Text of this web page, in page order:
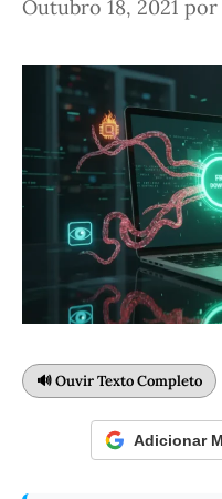
Outubro 18, 2021 por
🔊 Ouvir Texto Completo
Adicionar